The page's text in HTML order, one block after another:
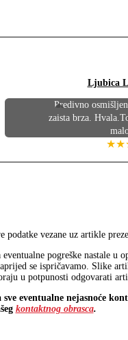
Ljubica
Predivno
zaista brza.
podatke vezane uz artikle
eventualne pogreške nastale u
se ispričavamo. Slike
u potpunosti odgovarati
sve eventualne nejasnoće
kontaktnog obrasca.